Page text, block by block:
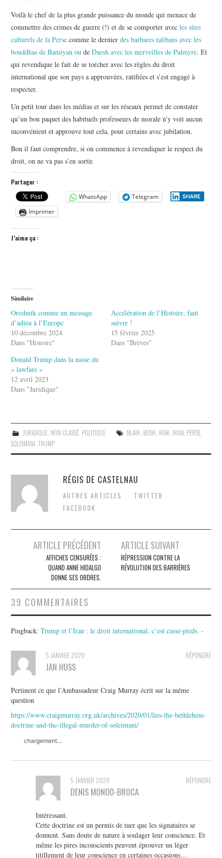
Voilà le chef de la plus grande puissance du monde qui menace de
commettre des crimes de guerre (!) et de se comporter avecles sites
culturels de la Perse comme le dernierdes barbares talibans avec les
bouddhas de Bamiyan ou deDaesh avec les merveilles de Palmyre. Et
qui revendique le fait de se torcher avec les règles du droit
international que son pays a approuvées, ratifiées et s’est engagé à
respecter.
Un petit tour dans les médias et sur les réseaux permet de constater
qu’un bon paquet des habituels professeurs de morale n’y voit aucun
inconvénient et approuve tout cela, pour certains avec jubilation.
Bon il faut comprendre, si on commence à revendiquer le respect du
droit, on ne va pas s’en sortir.
Partager :
WhatsApp
Telegram SHARE
Imprimer
J’aime ça :
Similaire
Oreshnik comme un message
d’adieu à l’Europe
10 décembre 2024
Dans "Histoire"
Accélération de l’Histoire, faut
suivre !
15 février 2025
Dans "Brèves"
Donald Trump dans la nasse du
« lawfare »
12 avril 2023
Dans "Juridique"
JURIDIQUE, NON CLASSÉ, POLITIQUE BLAIR, BUSH, IRAK, IRAN, PERSE,
SOLEIMANI,TRUMP
RÉGIS DE CASTELNAU
AUTRES ARTICLES
TWITTER
FACEBOOK
navigation
ARTICLE PRÉCÉDENT
AFFICHES CENSURÉES :
QUAND ANNE HIDALGO
DONNE SES ORDRES.
ARTICLE SUIVANT
RÉPRESSION CONTRE LA
RÉVOLUTION DES BARRIÈRES
39 COMMENTAIRES
Pingback:Trump et l’Iran : le droit international, c’est casse-pieds. -
RÉPONDRE
5 JANVIER 2020
JAN HUSS
Pertinent ce que l’Ambassadeur Craig Murray écrit sur la même
question
https://www.craigmurray.org.uk/archives/2020/01/lies-the-bethlehem-
doctrine-and-the-illegal-murder-of-soleimani/
chargement…
RÉPONDRE
5 JANVIER 2020
DENIS MONOD-BROCA
Intéressant.
Cette doctrine est un permis de tuer que les signataires se
donnent. Sans doute de nature à soulager leur conscience. Et
même les pires inconscients peuvent éprouver un léger
titillement de leur conscience en certaines occasions…